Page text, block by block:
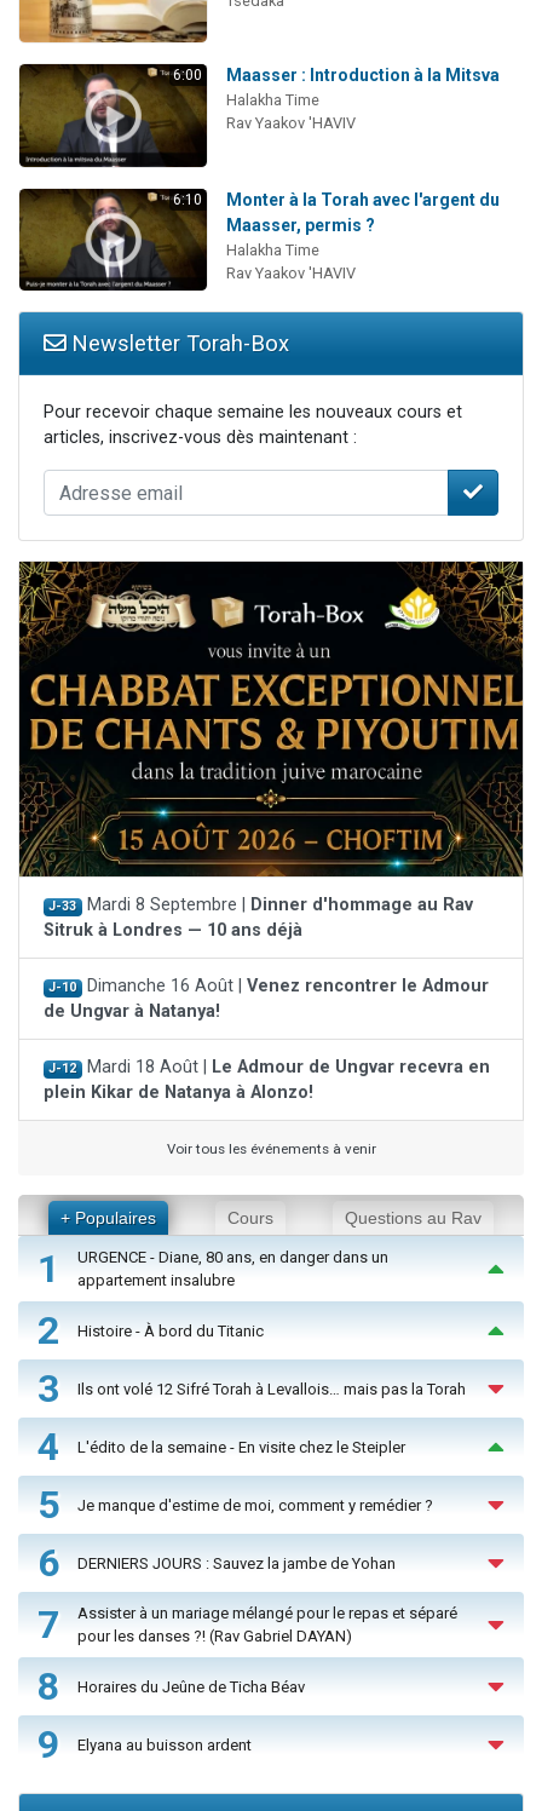
6:00 Maasser : Introduction à la Mitsva
Halakha Time
Rav Yaakov 'HAVIV
6:10
Monter à la Torah avec l'argent du
Maasser, permis ?
Halakha Time
Rav Yaakov 'HAVIV
Newsletter Torah-Box
Pour recevoir chaque semaine les nouveaux cours et
articles, inscrivez-vous dès maintenant :
J-33 Mardi 8 Septembre |
Dinner d'hommage au Rav
Sitruk à Londres — 10 ans déjà
J-10 Dimanche 16 Août | Venez rencontrer le Admour
de Ungvar à Natanya!
J-12 Mardi 18 Août |
Le Admour de Ungvar recevra en
plein Kikar de Natanya à Alonzo!
Voir tous les événements à venir
+ Populaires Cours Questions au Rav
1
URGENCE - Diane, 80 ans, en danger dans un
appartement insalubre
2 Histoire - À bord du Titanic
3 Ils ont volé 12 Sifré Torah à Levallois… mais pas la Torah
4 L'édito de la semaine - En visite chez le Steipler
5 Je manque d'estime de moi, comment y remédier ?
6 DERNIERS JOURS : Sauvez la jambe de Yohan
7
Assister à un mariage mélangé pour le repas et séparé
pour les danses ?! (Rav Gabriel DAYAN)
8 Horaires du Jeûne de Ticha Béav
9 Elyana au buisson ardent